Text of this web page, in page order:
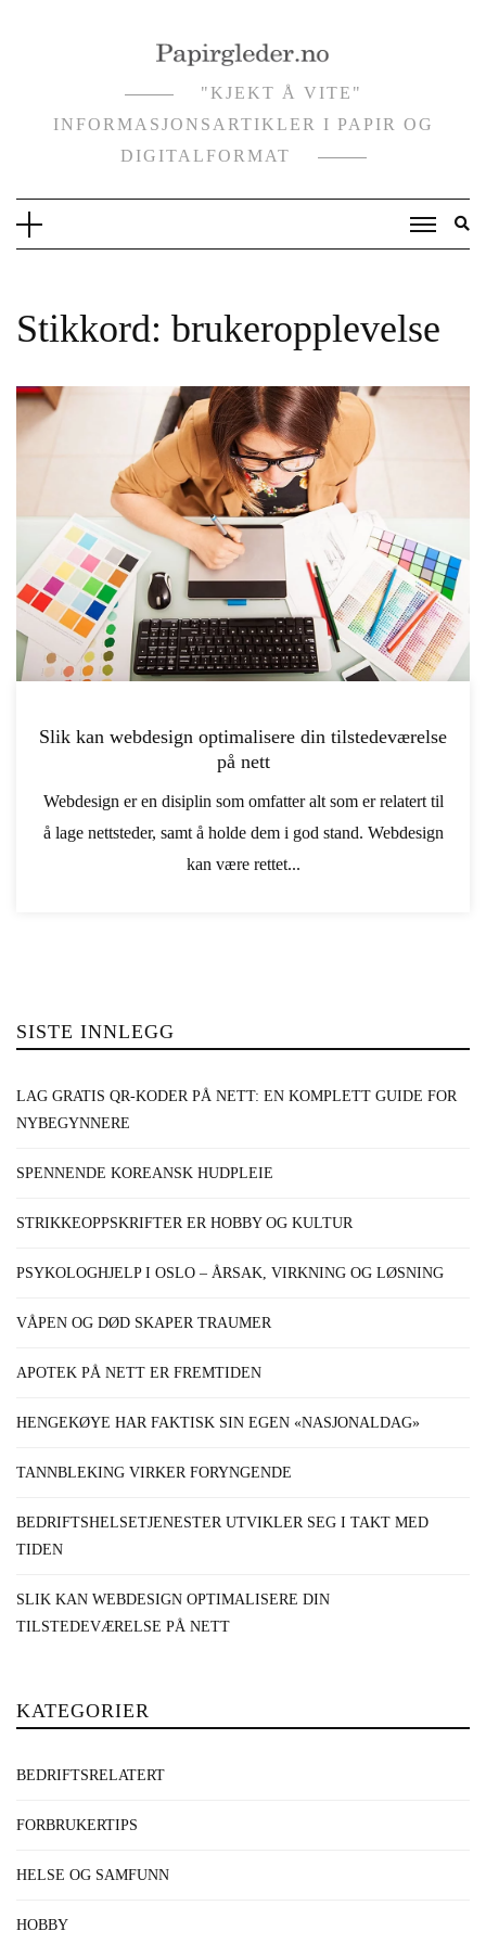
"KJEKT Å VITE"
INFORMASJONSARTIKLER I PAPIR OG
DIGITALFORMAT
Stikkord: brukeropplevelse
Slik kan webdesign optimalisere din tilstedeværelse
på nett
Webdesign er en disiplin som omfatter alt som er relatert til
å lage nettsteder, samt å holde dem i god stand. Webdesign
kan være rettet...
SISTE INNLEGG
LAG GRATIS QR-KODER PÅ NETT: EN KOMPLETT GUIDE FOR
NYBEGYNNERE
SPENNENDE KOREANSK HUDPLEIE
STRIKKEOPPSKRIFTER ER HOBBY OG KULTUR
PSYKOLOGHJELP I OSLO – ÅRSAK, VIRKNING OG LØSNING
VÅPEN OG DØD SKAPER TRAUMER
APOTEK PÅ NETT ER FREMTIDEN
HENGEKØYE HAR FAKTISK SIN EGEN «NASJONALDAG»
TANNBLEKING VIRKER FORYNGENDE
BEDRIFTSHELSETJENESTER UTVIKLER SEG I TAKT MED
TIDEN
SLIK KAN WEBDESIGN OPTIMALISERE DIN
TILSTEDEVÆRELSE PÅ NETT
KATEGORIER
BEDRIFTSRELATERT
FORBRUKERTIPS
HELSE OG SAMFUNN
HOBBY